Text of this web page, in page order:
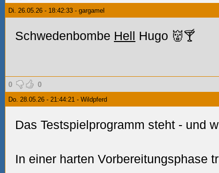
Di. 26.05.26 - 18:42:33 - gargamel
Schwedenbombe Hell Hugo 👹🍸
0 0
Do. 28.05.26 - 21:44:21 - Wildpferd
Das Testspielprogramm steht - und
In einer harten Vorbereitungsphase